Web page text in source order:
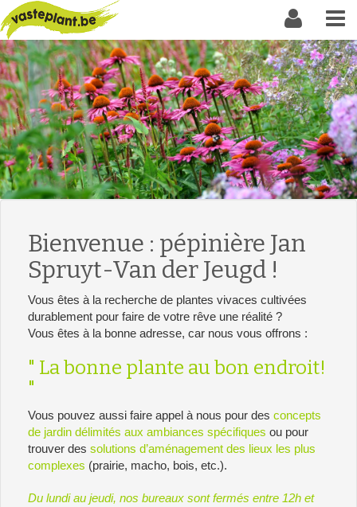
Bienvenue : pépinière Jan
Spruyt-Van der Jeugd !
Vous êtes à la recherche de plantes vivaces cultivées
durablement pour faire de votre rêve une réalité ?
Vous êtes à la bonne adresse, car nous vous offrons :
" La bonne plante au bon endroit!
"
Vous pouvez aussi faire appel à nous pour des concepts
de jardin délimités aux ambiances spécifiques ou pour
trouver des solutions d’aménagement des lieux les plus
complexes (prairie, macho, bois, etc.).
Du lundi au jeudi, nos bureaux sont fermés entre 12h et